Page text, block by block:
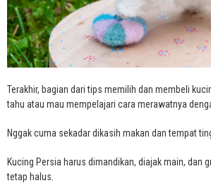
Terakhir, bagian dari tips memilih dan membeli
tahu atau mau mempelajari cara merawatnya
Nggak cuma sekadar dikasih makan dan tempat
Kucing Persia harus dimandikan, diajak main, dan
tetap halus.